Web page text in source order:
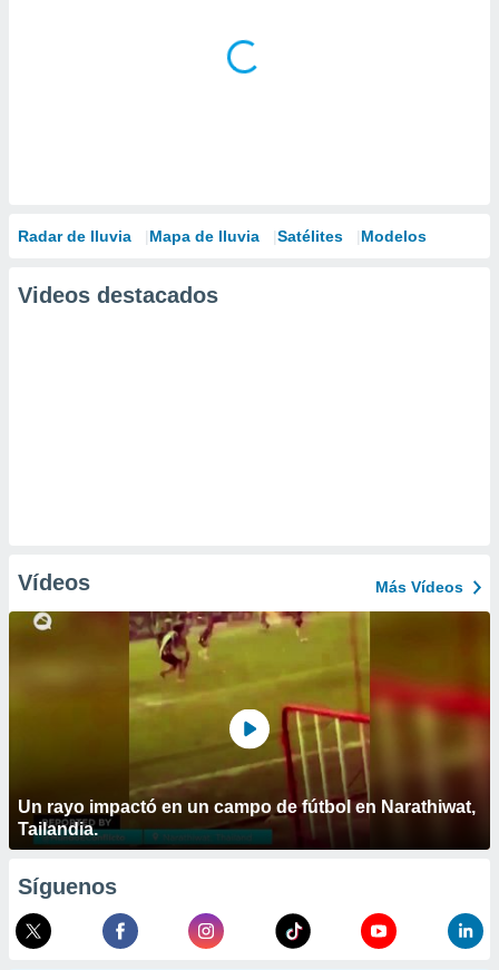
Radar de lluvia Mapa de lluvia Satélites Modelos
Videos destacados
Vídeos Más Vídeos
Un rayo impactó en un campo de fútbol en Narathiwat,
Tailandia.
Síguenos